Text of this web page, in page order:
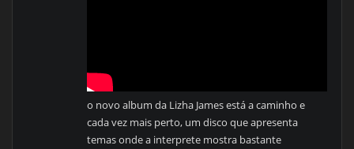
o novo album da Lizha James está a caminho e
cada vez mais perto, um disco que apresenta
temas onde a interprete mostra bastante